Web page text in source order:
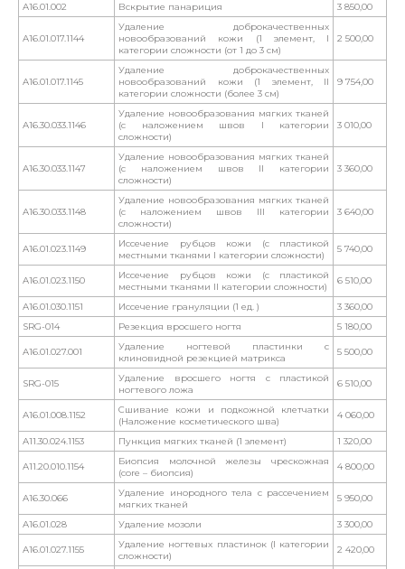
A16.01.002
Вскрытие панариция 3 850,00
A16.01.017.1144
Удаление доброкачественных
новообразований кожи (1 элемент, I
категории сложности (от 1 до 3 см)
2 500,00
A16.01.017.1145
Удаление доброкачественных
новообразований кожи (1 элемент, II
категории сложности (более 3 см)
9 754,00
A16.30.033.1146
Удаление новообразования мягких тканей
(с наложением швов I категории
сложности)
3 010,00
A16.30.033.1147
Удаление новообразования мягких тканей
(с наложением швов II категории
сложности)
3 360,00
A16.30.033.1148
Удаление новообразования мягких тканей
(с наложением швов III категории
сложности)
3 640,00
A16.01.023.1149
Иссечение рубцов кожи (с пластикой
местными тканями I категории сложности)
5 740,00
A16.01.023.1150
Иссечение рубцов кожи (с пластикой
местными тканями II категории сложности)
6 510,00
A16.01.030.1151 Иссечение грануляции (1 ед. )
3 360,00
SRG-014
Резекция вросшего ногтя 5 180,00
A16.01.027.001
Удаление ногтевой пластинки с
клиновидной резекцией матрикса
5 500,00
SRG-015
Удаление вросшего ногтя с пластикой
ногтевого ложа
6 510,00
A16.01.008.1152
Сшивание кожи и подкожной клетчатки
(Наложение косметического шва)
4 060,00
A11.30.024.1153 Пункция мягких тканей (1 элемент) 1 320,00
A11.20.010.1154
Биопсия молочной железы чрескожная
(core – биопсия)
4 800,00
A16.30.066
Удаление инородного тела с рассечением
мягких тканей
5 950,00
A16.01.028 Удаление мозоли 3 300,00
A16.01.027.1155
Удаление ногтевых пластинок (I категории
сложности)
2 420,00